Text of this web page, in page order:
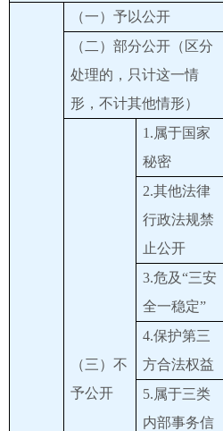
（一）予以公开
（二）部分公开（区分
处理的，只计这一情
形，不计其他情形）
（三）不
予公开
1.属于国家
秘密
2.其他法律
行政法规禁
止公开
3.危及“三安
全一稳定”
4.保护第三
方合法权益
5.属于三类
内部事务信